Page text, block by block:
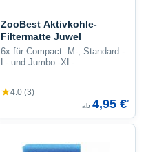
ZooBest Aktivkohle-
Filtermatte Juwel
6x für Compact -M-, Standard -
L- und Jumbo -XL-
★4.0 (3)
ab 4,95 €*